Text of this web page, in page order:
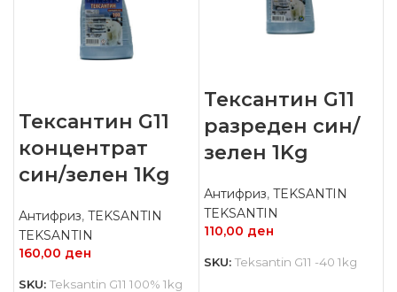
Тексантин G11
концентрат
син/зелен 1Kg
Антифриз, TEKSANTIN
TEKSANTIN
160,00 ден
SKU: Teksantin G11 100% 1kg
Тексантин G11
разреден син/
зелен 1Kg
Антифриз, TEKSANTIN
TEKSANTIN
110,00 ден
SKU: Teksantin G11 -40 1kg